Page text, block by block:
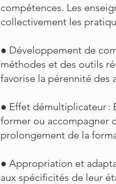
compétences. Les
collectivement les
● Développement de
méthodes et des outils
favorise la pérennité des
● Effet démultiplicateur :
former ou accompagner
prolongement de la
● Appropriation et
aux spécificités de leur